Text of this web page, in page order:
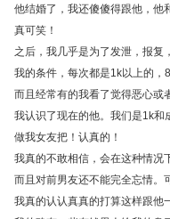
他结婚了，我还傻傻得跟他，他
真可笑！
之后，我几乎是为了发泄，报复
我的条件，每次都是1k以上的，
而且经常有的我看了觉得恶心或
我认识了现在的他。我们是1k和
做我女友把！认真的！
我真的不敢相信，会在这种情况
而且对前男友还不能完全忘情。
我真的认认真真的打算这样跟他